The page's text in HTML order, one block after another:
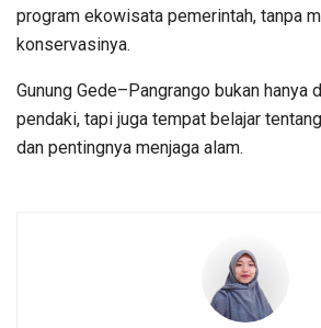
program ekowisata pemerintah, tanpa
konservasinya.
Gunung Gede–Pangrango bukan hanya
pendaki, tapi juga tempat belajar
dan pentingnya menjaga alam.